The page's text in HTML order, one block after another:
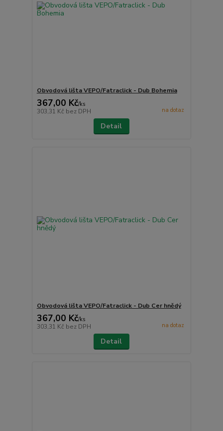
Obvodová lišta VEPO/Fatraclick - Dub Bohemia
367,00 Kč/ks
303,31 Kč bez DPH na dotaz
Detail
Obvodová lišta VEPO/Fatraclick - Dub Cer hnědý
367,00 Kč/ks
303,31 Kč bez DPH na dotaz
Detail